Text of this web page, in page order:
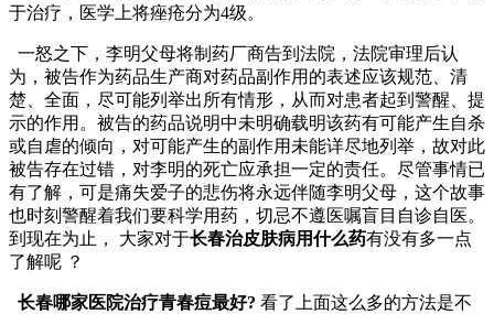
于治疗，医学上将痤疮分为4级。
一怒之下，李明父母将制药厂商告到法院，法院审理后认
为，被告作为药品生产商对药品副作用的表述应该规范、清
楚、全面，尽可能列举出所有情形，从而对患者起到警醒、提
示的作用。被告的药品说明中未明确载明该药有可能产生自杀
或自虐的倾向，对可能产生的副作用未能详尽地列举，故对此
被告存在过错，对李明的死亡应承担一定的责任。尽管事情已
有了解，可是痛失爱子的悲伤将永远伴随李明父母，这个故事
也时刻警醒着我们要科学用药，切忌不遵医嘱盲目自诊自医。
到现在为止， 大家对于长春治皮肤病用什么药有没有多一点
了解呢 ？
长春哪家医院治疗青春痘最好? 看了上面这么多的方法是不